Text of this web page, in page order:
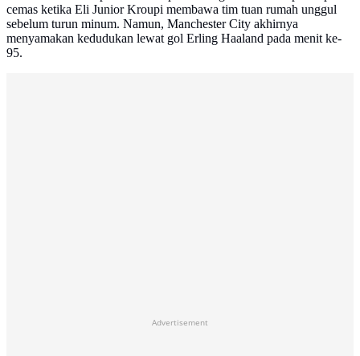
cemas ketika Eli Junior Kroupi membawa tim tuan rumah unggul
sebelum turun minum. Namun, Manchester City akhirnya
menyamakan kedudukan lewat gol Erling Haaland pada menit ke-
95.
Advertisement